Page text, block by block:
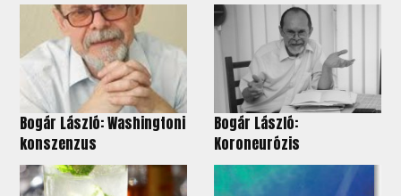
Bogár László: Washingtoni
konszenzus
Bogár László:
Koroneurózis